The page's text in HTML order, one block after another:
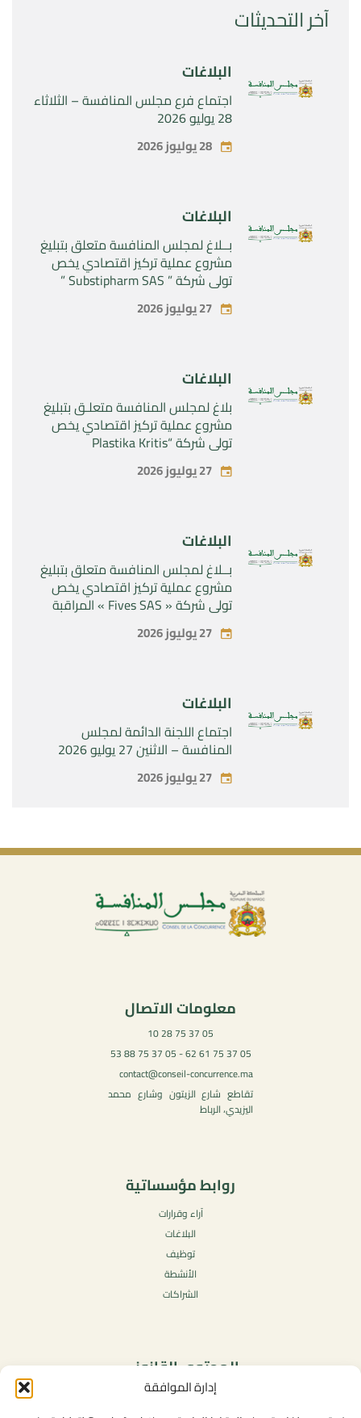
إدارة الموافقة
آخر التحديثات
البلاغات
اجتماع فرع مجلس المنافسة – الثلاثاء
28 يوليو 2026
28 يوليوز 2026
البلاغات
بــلاغ لمجلس المنافسة متعلق بتبليغ
مشروع عملية تركيز اقتصادي يخص
تولي شركة ” Substipharm SAS ”
المراقبة الحصرية للأصول والحقوق
المتعلقة بالمنتجين الصيدلانيين”
27 يوليوز 2026
البلاغات
بلاغ لمجلس المنافسة متعلـق بتبليغ
مشروع عملية تركيز اقتصادي يخص
تولي شركة “Plastika Kritis
SA”المراقبة الحصرية لشركة
“Naturplas Industrial SARL” 27 يوليوز 2026
البلاغات
بــلاغ لمجلس المنافسة متعلق بتبليغ
مشروع عملية تركيز اقتصادي يخص
تولي شركة « Fives SAS » المراقبة
SAS »27 يوليوز 2026
البلاغات
اجتماع اللجنة الدائمة لمجلس
المنافسة – الاثنين 27 يوليو 2026
27 يوليوز 2026
معلومات الاتصال
05 37 75 28 10
05 37 75 61 62 - 05 37 75 88 53
contact@conseil-concurrence.ma
تقاطع شارع الزيتون وشارع محمد
اليزيدي، الرباط
روابط مؤسساتية
آراء وقرارات
البلاغات
توظيف
الأنشطة
الشراكات
المحتوى القانوني
سياسة الخصوصية